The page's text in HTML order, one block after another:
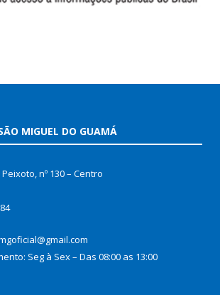
MIGUEL DO GUAMÁ
nº 130 – Centro
Seg à Sex – Das 08:00 as 13:00